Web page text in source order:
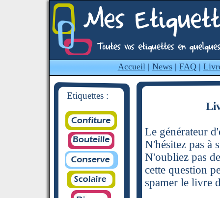
Accueil| News| FAQ|
Etiquettes :
Le générateur
N'hésitez pas à
N'oubliez pas
cette question
spamer le livre